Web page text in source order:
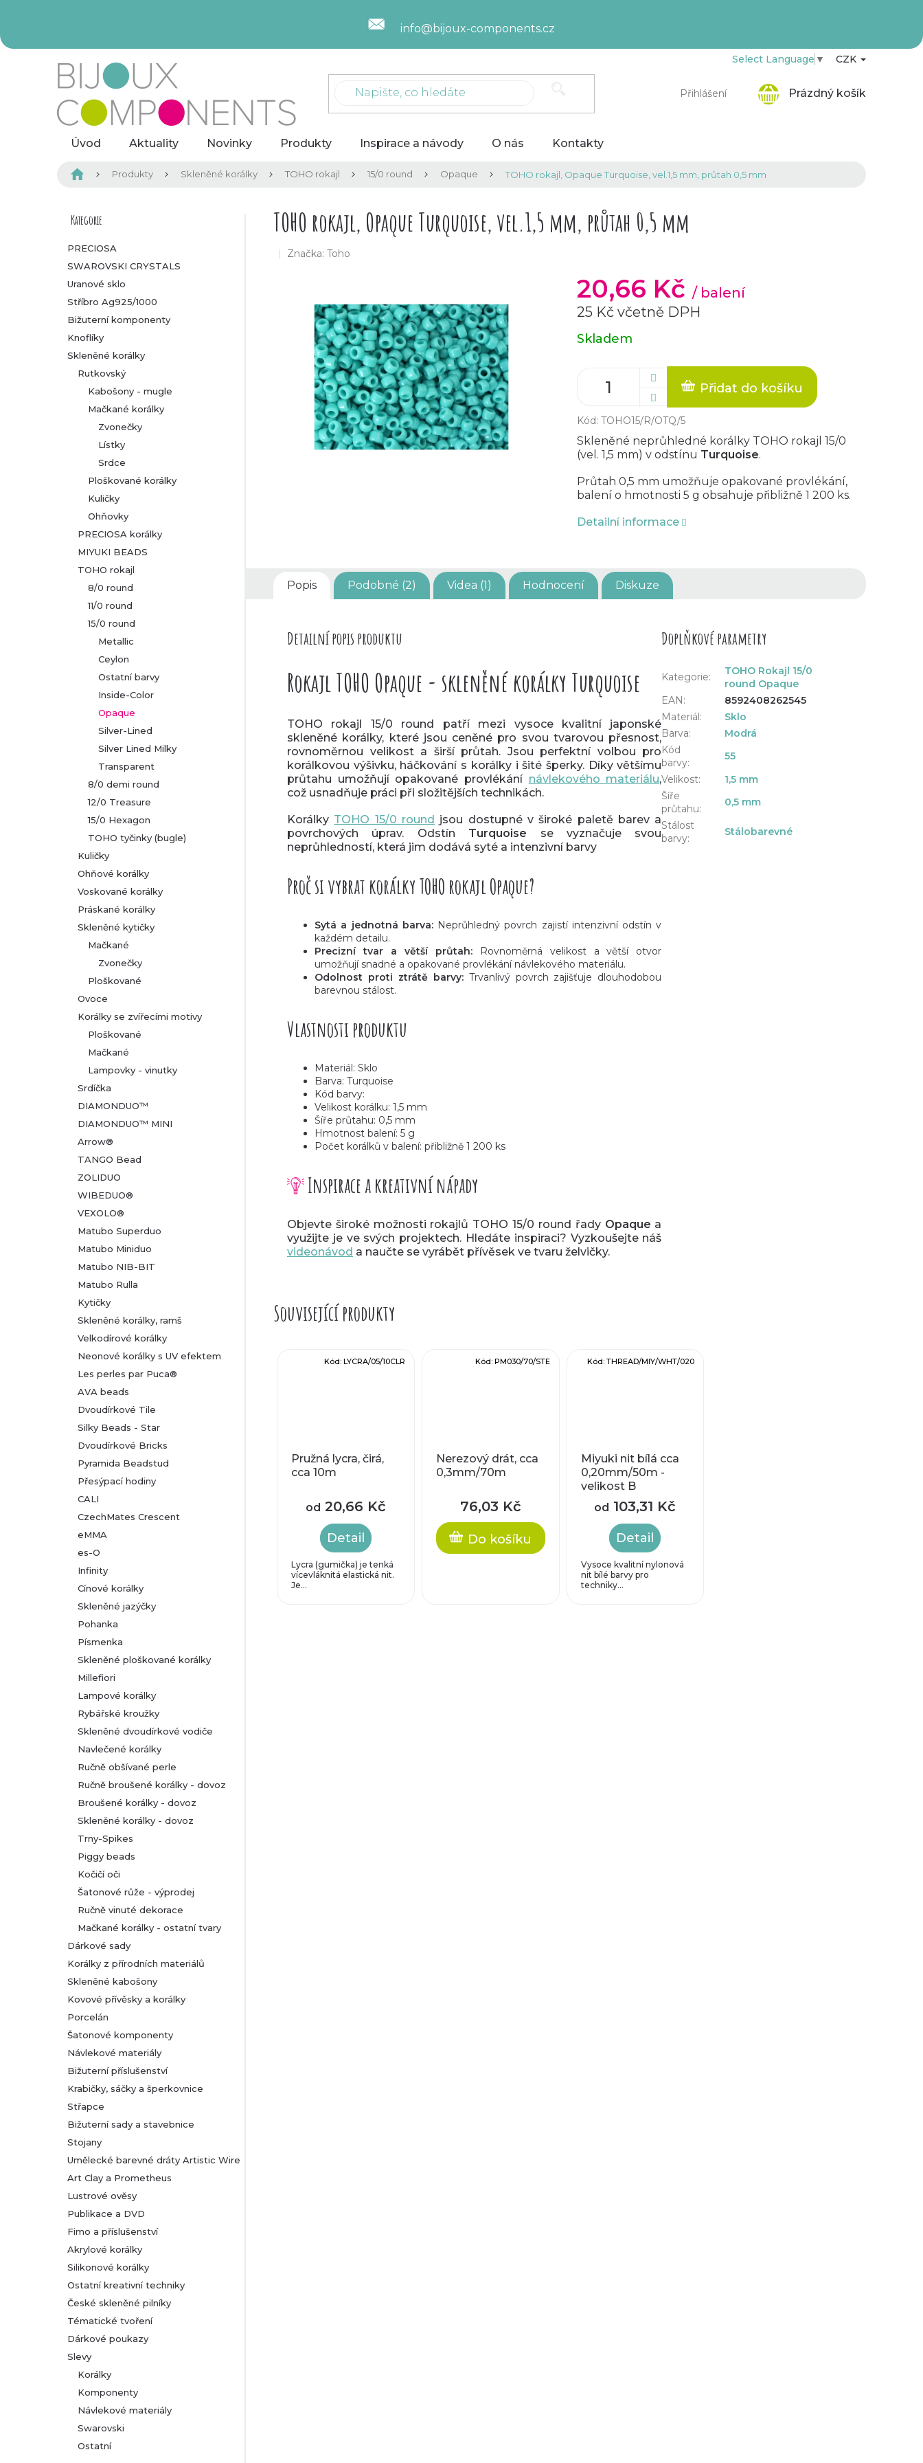
info@bijoux-components.cz
Přihlášení
Select Language ▼ CZK
Prázdný košík
Úvod Aktuality Novinky Produkty Inspirace a návody O nás Kontakty
Domů Produkty Skleněné korálky TOHO rokajl 15/0 round Opaque TOHO rokajl, Opaque Turquoise, vel.1,5 mm, průtah 0,5 mm
P
o
s
t
r
a
n
Přeskočit
Kategorie
PRECIOSA
SWAROVSKI CRYSTALS
Uranové sklo
Stříbro Ag925/1000
Bižuterní komponenty
Knoflíky
Skleněné korálky
Rutkovský
Kabošony - mugle
Mačkané korálky
Zvonečky
Lístky
Srdce
Ploškované korálky
Kuličky
Ohňovky
PRECIOSA korálky
MIYUKI BEADS
TOHO rokajl
8/0 round
11/0 round
15/0 round
Metallic
Ceylon
Ostatní barvy
Inside-Color
Opaque
Silver-Lined
Silver Lined Milky
Transparent
8/0 demi round
12/0 Treasure
15/0 Hexagon
TOHO tyčinky (bugle)
Kuličky
Ohňové korálky
Voskované korálky
Práskané korálky
Skleněné kytičky
Mačkané
Zvonečky
Ploškované
Ovoce
Korálky se zvířecími motivy
Ploškované
Mačkané
Lampovky - vinutky
Srdíčka
DIAMONDUO™
DIAMONDUO™ MINI
Arrow®
TANGO Bead
ZOLIDUO
WIBEDUO®
VEXOLO®
Matubo Superduo
Matubo Miniduo
Matubo NIB-BIT
Matubo Rulla
Kytičky
Skleněné korálky, ramš
Velkodírové korálky
Neonové korálky s UV efektem
Les perles par Puca®
AVA beads
Dvoudírkové Tile
Silky Beads - Star
Dvoudírkové Bricks
Pyramida Beadstud
Přesýpací hodiny
CALI
CzechMates Crescent
eMMA
es-O
Infinity
Cínové korálky
Skleněné jazýčky
Pohanka
Písmenka
Skleněné ploškované korálky
Millefiori
Lampové korálky
Rybářské kroužky
Skleněné dvoudírkové vodiče
Navlečené korálky
Ručně obšívané perle
Ručně broušené korálky - dovoz
Broušené korálky - dovoz
Skleněné korálky - dovoz
Trny-Spikes
Piggy beads
Kočičí oči
Šatonové růže - výprodej
Ručně vinuté dekorace
Mačkané korálky - ostatní tvary
Dárkové sady
Korálky z přírodních materiálů
Skleněné kabošony
Kovové přívěsky a korálky
Porcelán
Šatonové komponenty
Návlekové materiály
Bižuterní příslušenství
Krabičky, sáčky a šperkovnice
Střapce
Bižuterní sady a stavebnice
Stojany
Umělecké barevné dráty Artistic Wire
Art Clay a Prometheus
Lustrové ověsy
Publikace a DVD
Fimo a příslušenství
Akrylové korálky
Silikonové korálky
Ostatní kreativní techniky
České skleněné pilníky
Tématické tvoření
Dárkové poukazy
Slevy
Korálky
Komponenty
Návlekové materiály
Swarovski
Ostatní
TOHO rokajl, Opaque Turquoise, vel.1,5 mm, průtah 0,5 mm
Značka: Toho
20,66 Kč / balení
25 Kč včetně DPH
Měrná
cena:
Skladem
Přidat do košíku
Kód: TOHO15/R/OTQ/5
Skleněné neprůhledné korálky TOHO rokajl 15/0
(vel. 1,5 mm) v odstínu Turquoise.
Průtah 0,5 mm umožňuje opakované provlékání,
balení o hmotnosti 5 g obsahuje přibližně 1 200 ks.
Detailní informace
Popis Podobné (2) Videa (1) Hodnocení Diskuze
Detailní popis produktu
Rokajl TOHO Opaque - skleněné korálky Turquoise
TOHO rokajl 15/0 round patří mezi vysoce kvalitní japonské
skleněné korálky, které jsou ceněné pro svou tvarovou přesnost,
rovnoměrnou velikost a širší průtah. Jsou perfektní volbou pro
korálkovou výšivku, háčkování s korálky i šité šperky. Díky většímu
průtahu umožňují opakované provlékání návlekového materiálu,
což usnadňuje práci při složitějších technikách.
Korálky TOHO 15/0 round jsou dostupné v široké paletě barev a
povrchových úprav. Odstín Turquoise se vyznačuje svou
neprůhledností, která jim dodává syté a intenzivní barvy
Proč si vybrat korálky TOHO rokajl Opaque?
Sytá a jednotná barva:Neprůhledný povrch zajistí intenzivní odstín v
každém detailu.
Precizní tvar a větší průtah:Rovnoměrná velikost a větší otvor
umožňují snadné a opakované provlékání návlekového materiálu.
Odolnost proti ztrátě barvy: Trvanlivý povrch zajišťuje dlouhodobou
barevnou stálost.
Vlastnosti produktu
Materiál: Sklo
Barva: Turquoise
Kód barvy:
Velikost korálku: 1,5 mm
Šíře průtahu: 0,5 mm
Hmotnost balení: 5 g
Počet korálků v balení: přibližně 1 200 ks
Inspirace a kreativní nápady
Objevte široké možnosti rokajlů TOHO 15/0 round řady Opaque a
využijte je ve svých projektech. Hledáte inspiraci? Vyzkoušejte náš
videonávod a naučte se vyrábět přívěsek ve tvaru želvičky.
Doplňkové parametry
Kategorie:
TOHO Rokajl 15/0
round Opaque
EAN:
8592408262545
Materiál:
Sklo
Barva:
Modrá
Kód
barvy:
55
Velikost:
1,5 mm
Šíře
průtahu:
0,5 mm
Stálost
barvy:
Stálobarevné
Související produkty
Pružná lycra, čirá,
cca 10m
od 20,66 Kč
Detail
Lycra (gumička) je tenká
vícevláknitá elastická nit.
Je...
Kód: LYCRA/05/10CLR
Nerezový drát, cca
0,3mm/70m
76,03 Kč
Do košíku
Kód: PM030/70/STE
Miyuki nit bílá cca
0,20mm/50m -
velikost B
od 103,31 Kč
Detail
Vysoce kvalitní nylonová
nit bílé barvy pro
techniky...
Kód:THREAD/MIY/WHT/020